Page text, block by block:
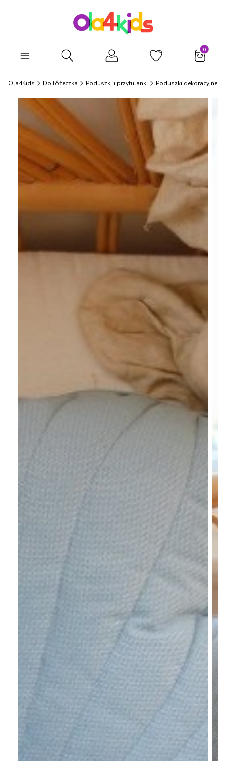
Otwórz wyszukiwarkę
Ola4Kids Do łóżeczka Poduszki i przytulanki Poduszki dekoracyjne